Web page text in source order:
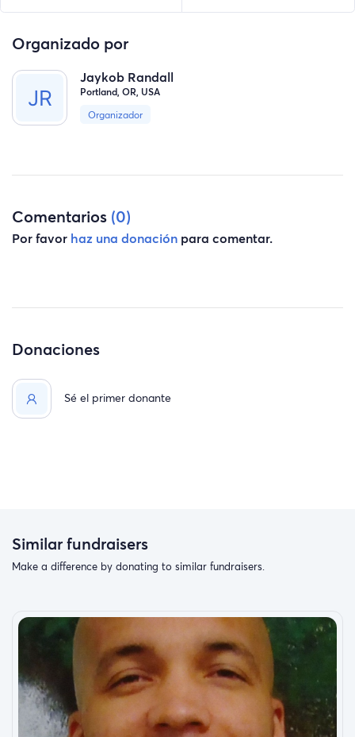
Organizado por
Jaykob Randall
Portland, OR, USA
Organizador
Comentarios (0)
Por favor haz una donación para comentar.
Donaciones
Sé el primer donante
Similar fundraisers
Make a difference by donating to similar fundraisers.